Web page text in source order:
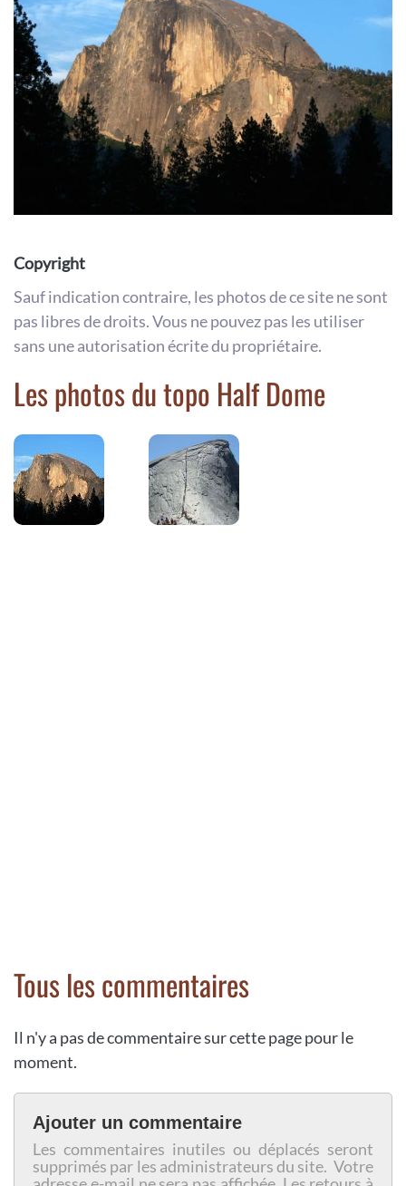
Copyright
Sauf indication contraire, les photos de ce site ne sont
pas libres de droits. Vous ne pouvez pas les utiliser
sans une autorisation écrite du propriétaire.
Les photos du topo Half Dome
Tous les commentaires
Il n'y a pas de commentaire sur cette page pour le
moment.
Ajouter un commentaire
Les commentaires inutiles ou déplacés seront
supprimés par les administrateurs du site. Votre